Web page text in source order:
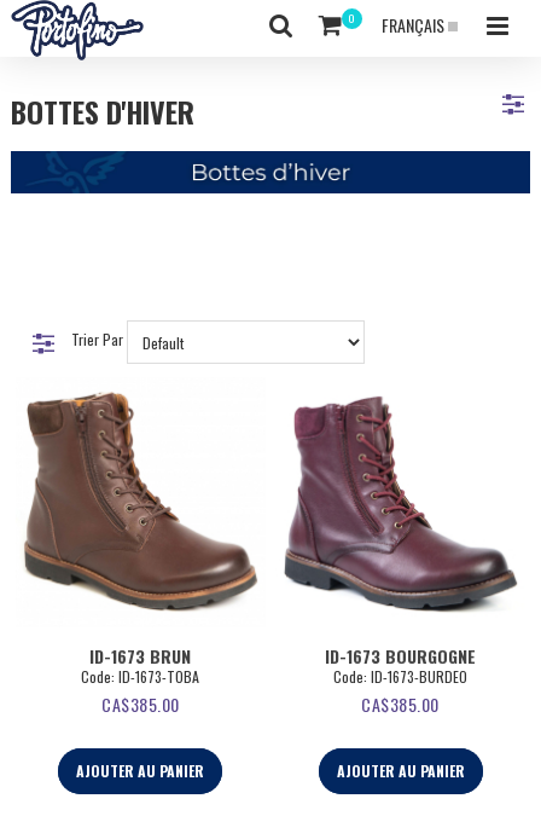
FRANÇAIS
BOTTES D'HIVER
Trier Par
ID-1673 BRUN
Code: ID-1673-TOBA
CA$385.00
AJOUTER AU PANIER
ID-1673 BOURGOGNE
Code: ID-1673-BURDEO
CA$385.00
AJOUTER AU PANIER